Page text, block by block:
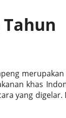
khas
yang